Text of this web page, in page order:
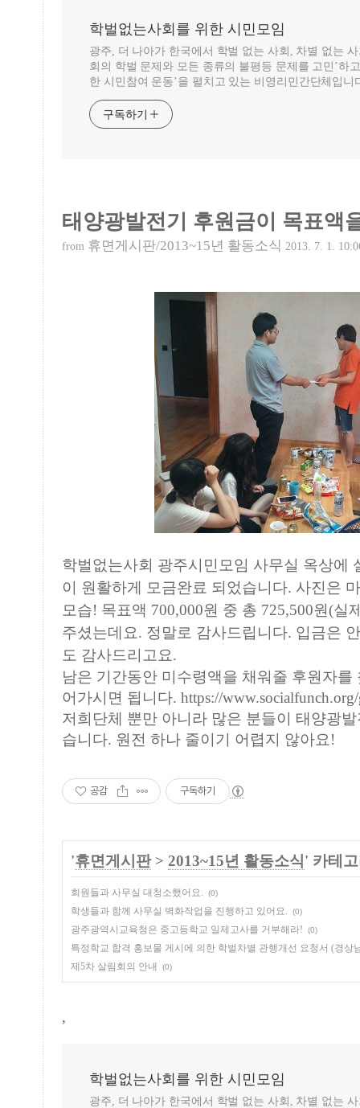
학벌없는사회를 위한 시민모임
광주, 더 나아가 한국에서 학벌 없는 사회, 차별 없는
회의 학벌 문제와 모든 종류의 불평등 문제를 고민’하
한 시민참여 운동’을 펼치고 있는 비영리민간단체입니
구독하기
태양광발전기 후원금이 목표액
from 휴면게시판/2013~15년 활동소식 2013. 7. 1.
학벌없는사회 광주시민모임 사무실 옥상에
이 원활하게 모금완료 되었습니다. 사진은
모습! 목표액 700,000원 중 총 725,500원(실
주셨는데요. 정말로 감사드립니다. 입금은
도 감사드리고요.
남은 기간동안 미수령액을 채워줄 후원자
어가시면 됩니다. https://
저희단체 뿐만 아니라 많은 분들이 태양광
습니다. 원전 하나 줄이기 어렵지 않아요!
공감 구독하기
'휴면게시판> 2013~15년 활동소식' 카테
회원들과 사무실 대청소했어요. (0)
학생들과 함께 사무실 벽화작업을 진행하고 있어요. (0)
광주광역시교육청은 중고등학교 일제고사를 거부해라! (0)
특정학교 합격 홍보물 게시에 의한 학벌차별 관행개선 요청서 (경상
제5차 살림회의 안내
(0)
,
학벌없는사회를 위한 시민모임
광주, 더 나아가 한국에서 학벌 없는 사회, 차별 없는